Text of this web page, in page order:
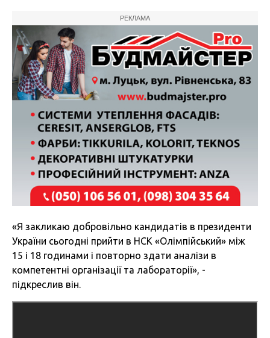
РЕКЛАМА
«Я закликаю добровільно кандидатів в президенти
України сьогодні прийти в НСК «Олімпійський» між
15 і 18 годинами і повторно здати аналізи в
компетентні організації та лабораторії», -
підкреслив він.